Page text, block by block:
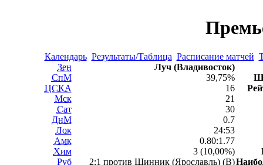
Календарь Результаты/Таблица Расписание матчей
Зен
СпМ
ЦСКА
Мск
Сат
ДнМ
Лок
Амк
Хим
Руб
Луч (Владивосток)
39,75%
16
21
30
0.7
24:53
0.80:1.77
3 (10,00%)
2:1 против Шинник (Ярославль) (В)